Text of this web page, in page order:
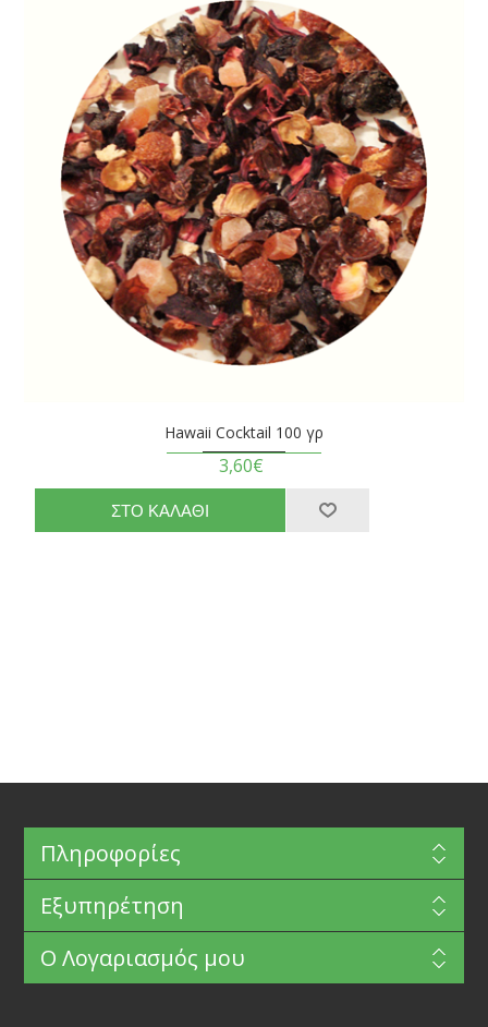
Hawaii Cocktail 100 γρ
3,60€
Πληροφορίες
Εξυπηρέτηση
Ο Λογαριασμός μου